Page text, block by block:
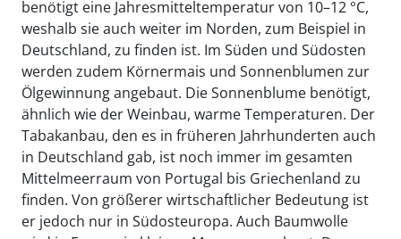
benötigt eine Jahresmitteltemperatur von 10–12 °C,
weshalb sie auch weiter im Norden, zum Beispiel in
Deutschland, zu finden ist. Im Süden und Südosten
werden zudem Körnermais und Sonnenblumen zur
Ölgewinnung angebaut. Die Sonnenblume benötigt,
ähnlich wie der Weinbau, warme Temperaturen. Der
Tabakanbau, den es in früheren Jahrhunderten auch
in Deutschland gab, ist noch immer im gesamten
Mittelmeerraum von Portugal bis Griechenland zu
finden. Von größerer wirtschaftlicher Bedeutung ist
er jedoch nur in Südosteuropa. Auch Baumwolle